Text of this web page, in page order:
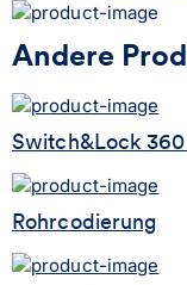
Andere
Switch&Lock
Rohrcodierung